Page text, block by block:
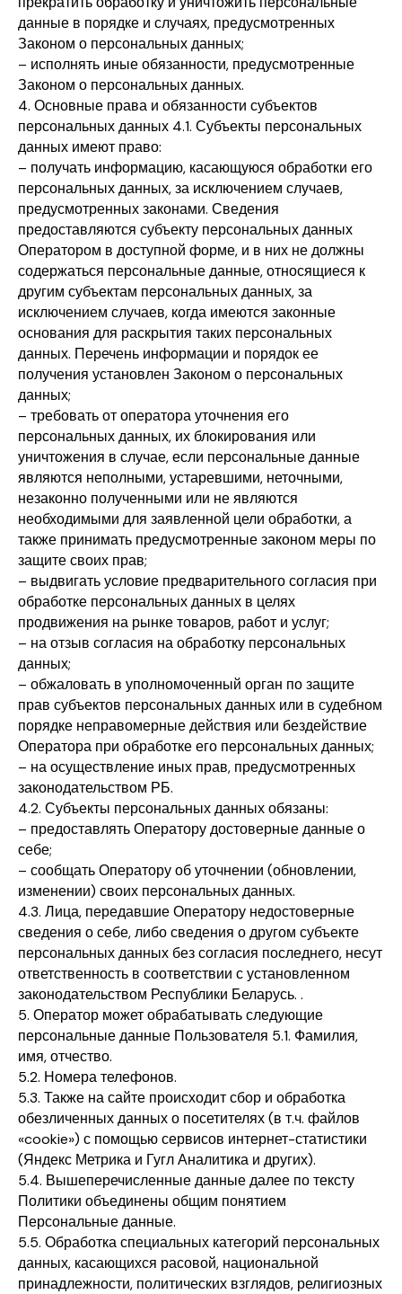
данные в порядке и случаях, предусмотренных
Законом о персональных данных;
– исполнять иные обязанности, предусмотренные
Законом о персональных данных.
4. Основные права и обязанности субъектов
персональных данных 4.1. Субъекты персональных
данных имеют право:
– получать информацию, касающуюся обработки его
персональных данных, за исключением случаев,
предусмотренных законами. Сведения
предоставляются субъекту персональных данных
Оператором в доступной форме, и в них не должны
содержаться персональные данные, относящиеся к
другим субъектам персональных данных, за
исключением случаев, когда имеются законные
основания для раскрытия таких персональных
данных. Перечень информации и порядок ее
получения установлен Законом о персональных
данных;
– требовать от оператора уточнения его
персональных данных, их блокирования или
уничтожения в случае, если персональные данные
являются неполными, устаревшими, неточными,
незаконно полученными или не являются
необходимыми для заявленной цели обработки, а
также принимать предусмотренные законом меры по
защите своих прав;
– выдвигать условие предварительного согласия при
обработке персональных данных в целях
продвижения на рынке товаров, работ и услуг;
– на отзыв согласия на обработку персональных
данных;
– обжаловать в уполномоченный орган по защите
прав субъектов персональных данных или в судебном
порядке неправомерные действия или бездействие
Оператора при обработке его персональных данных;
– на осуществление иных прав, предусмотренных
законодательством РБ.
4.2. Субъекты персональных данных обязаны:
– предоставлять Оператору достоверные данные о
себе;
– сообщать Оператору об уточнении (обновлении,
изменении) своих персональных данных.
4.3. Лица, передавшие Оператору недостоверные
сведения о себе, либо сведения о другом субъекте
персональных данных без согласия последнего, несут
ответственность в соответствии с установленном
законодательством Республики Беларусь. .
5. Оператор может обрабатывать следующие
персональные данные Пользователя 5.1. Фамилия,
имя, отчество.
5.2. Номера телефонов.
5.3. Также на сайте происходит сбор и обработка
обезличенных данных о посетителях (в т.ч. файлов
«cookie») с помощью сервисов интернет-статистики
(Яндекс Метрика и Гугл Аналитика и других).
5.4. Вышеперечисленные данные далее по тексту
Политики объединены общим понятием
Персональные данные.
5.5. Обработка специальных категорий персональных
данных, касающихся расовой, национальной
принадлежности, политических взглядов, религиозных